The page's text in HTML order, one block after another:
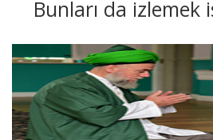
Bunları da izlemek